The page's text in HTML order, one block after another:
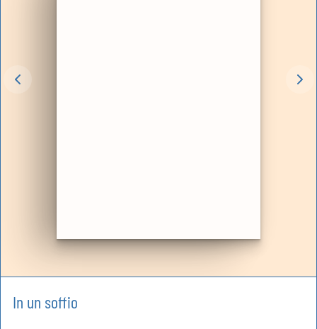
In un soffio